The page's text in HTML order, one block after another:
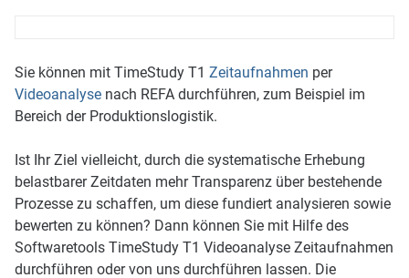
Sie können mit TimeStudy T1 Zeitaufnahmen per
Videoanalysenach REFA durchführen, zum Beispiel im
Bereich der Produktionslogistik.
Ist Ihr Ziel vielleicht, durch die systematische Erhebung
belastbarer Zeitdaten mehr Transparenz über bestehende
Prozesse zu schaffen, um diese fundiert analysieren sowie
bewerten zu können? Dann können Sie mit Hilfe des
Softwaretools TimeStudy T1 Videoanalyse Zeitaufnahmen
durchführen oder von uns durchführen lassen. Die